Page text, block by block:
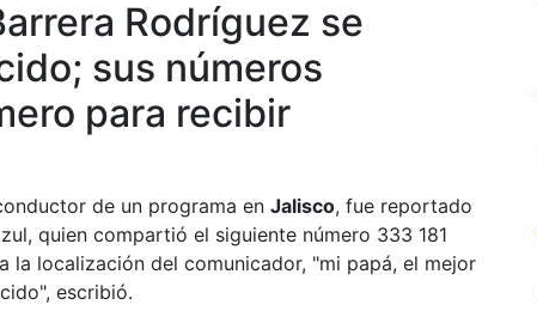
Rodríguez se
sus números
para recibir
de un programa en Jalisco, fue reportado
quien compartió el siguiente número 333 181
la localización del comunicador, "mi papá, el mejor
escribió.